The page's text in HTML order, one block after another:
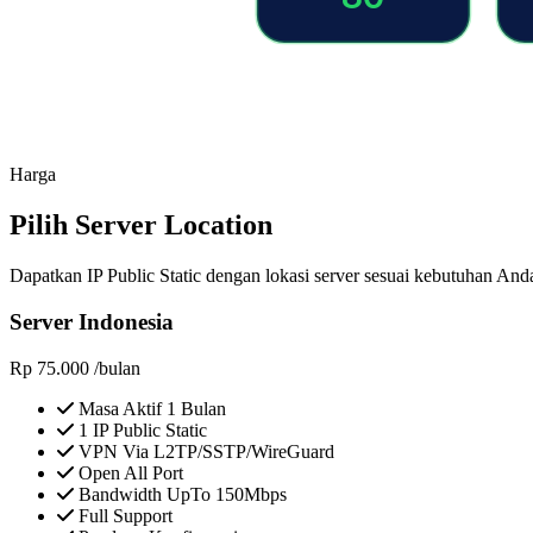
Harga
Pilih Server Location
Dapatkan IP Public Static dengan lokasi server sesuai kebutuhan
Server Indonesia
Rp 75.000 /bulan
Masa Aktif 1 Bulan
1 IP Public Static
VPN Via L2TP/SSTP/WireGuard
Open All Port
Bandwidth UpTo 150Mbps
Full Support